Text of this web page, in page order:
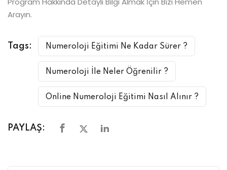
Arayın.
Tags: Numeroloji Eğitimi Ne Kadar Sürer ?
Numeroloji İle Neler Öğrenilir ?
Online Numeroloji Eğitimi Nasıl Alınır ?
PAYLAŞ: